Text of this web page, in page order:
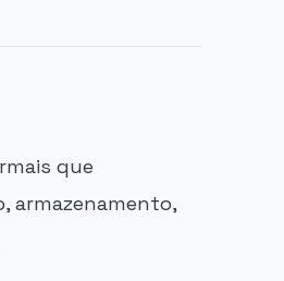
que
armazenamento,